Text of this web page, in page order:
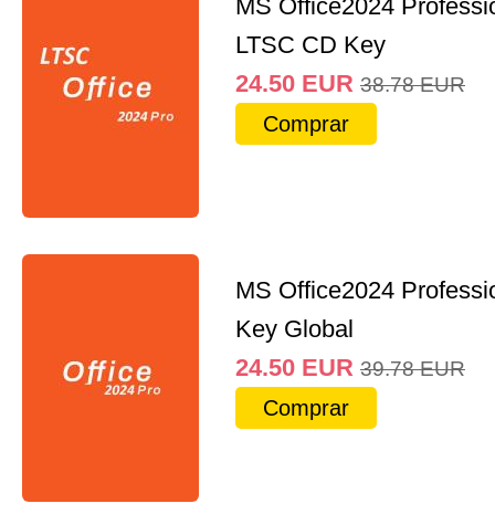
MS Office2024
LTSC CD Key
24.50 EUR 38.78 EUR
Comprar
MS Office2024
Key Global
24.50 EUR 39.78 EUR
Comprar